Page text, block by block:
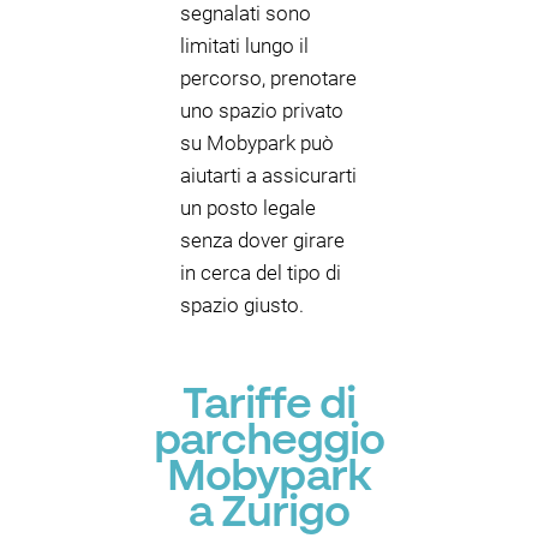
segnalati sono
limitati lungo il
percorso, prenotare
uno spazio privato
su Mobypark può
aiutarti a assicurarti
un posto legale
senza dover girare
in cerca del tipo di
spazio giusto.
Tariffe di
parcheggio
Mobypark
a Zurigo